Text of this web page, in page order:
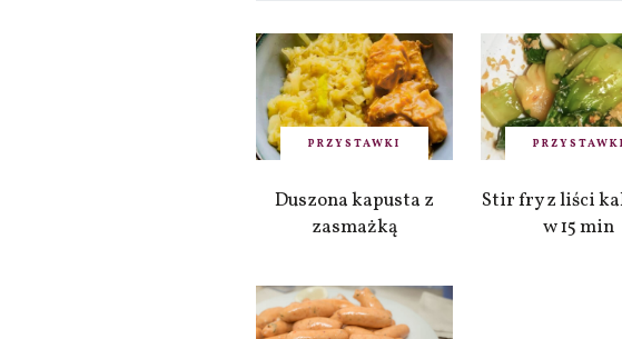
PRZYSTAWKI
Duszona kapusta z
zasmażką
PRZYSTAWKI
Stir fry z liści
w 15 min